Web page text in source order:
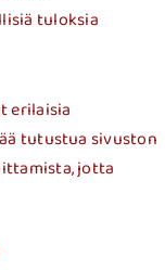
tuloksia
erilaisia
tutustua sivuston
jotta